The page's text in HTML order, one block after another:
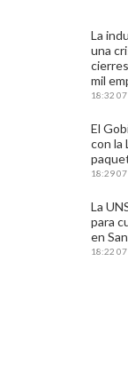
La
una
mil
18:32
El
con la
18:29
La
para
en
18:22